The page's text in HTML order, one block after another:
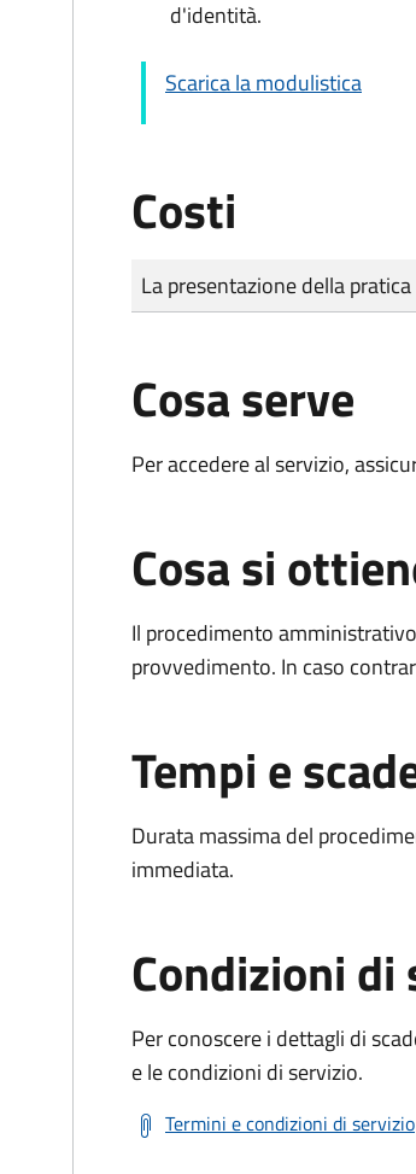
d'identità.
Scarica la modulistica
Costi
Tipo di pagamento
Importo
La presentazione della
Cosa serve
Per accedere al servizio,
Cosa si
Il procedimento
provvedimento. In caso
Tempi e
Durata massima del
immediata.
Condizioni di
Per conoscere i dettagli di
e le condizioni di servizio.
Termini e condizioni di servizio